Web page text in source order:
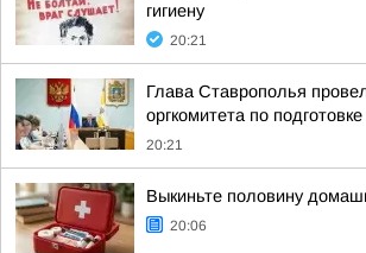
гигиену
20:21
Глава Ставрополья
оргкомитета по
20:21
Выкиньте половину
20:06